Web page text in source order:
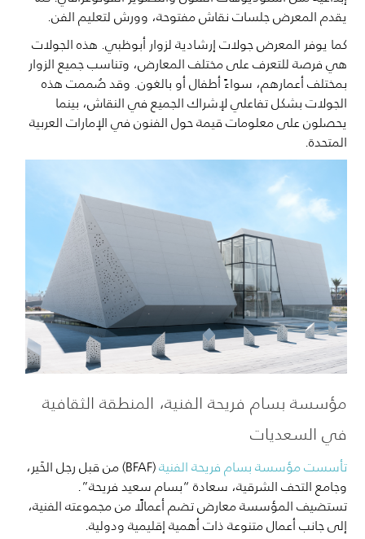
يقدم المعرض جلسات نقاش مفتوحة، وورش لتعليم الفن.
كما يوفر المعرض جولات إرشادية لزوار أبوظبي. هذه الجولات
هي فرصة للتعرف على مختلف المعارض، وتناسب جميع الزوار
بمختلف أعمارهم، سواءً أطفال أو بالغون. وقد صُممت هذه
الجولات بشكل تفاعلي لإشراك الجميع في النقاش، بينما
يحصلون على معلومات قيمة حول الفنون في الإمارات العربية
المتحدة.
مؤسسة بسام فريحة الفنية، المنطقة الثقافية
في السعديات
تأسست مؤسسة بسام فريحة الفنية (BFAF) من قبل رجل الخَير،
وجامع التحف الشرقية، سعادة “بسام سعيد فريحة”.
تستضيف المؤسسة معارض تضم أعمالًا من مجموعته الفنية،
إلى جانب أعمال متنوعة ذات أهمية إقليمية ودولية.